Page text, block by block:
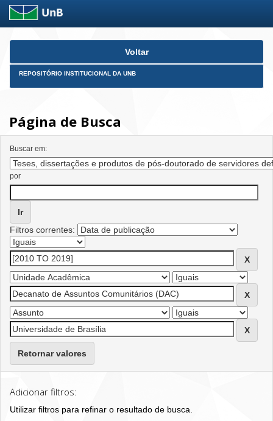
Skip
Voltar
REPOSITÓRIO INSTITUCIONAL DA UNB
Página de Busca
Buscar em:
por
Filtros correntes:
Retornar valores
Adicionar filtros:
Utilizar filtros para refinar o resultado de busca.